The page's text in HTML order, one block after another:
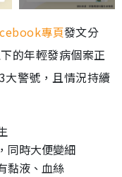
專頁發文分
的年輕發病個案正
警號，且情況持續
同時大便變細
黏液、血絲